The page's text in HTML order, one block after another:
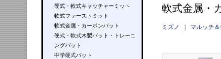
硬式・軟式キャッチャーミット
軟式ファーストミット
軟式金属・カーボンバット
硬式・軟式木製バット・トレーニ
ングバット
中学硬式バット
軟式金属・
ミズノ マルッチ